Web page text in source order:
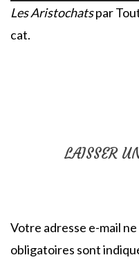
Les Aristochatspar
cat.
LAISSER
Votre adresse e-mail
obligatoires sont